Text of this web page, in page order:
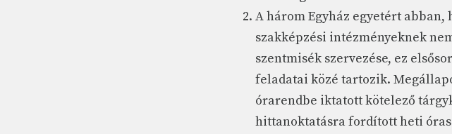
A három Egyház egyetért
szakképzési intézményeknek
szentmisék szervezése, ez
feladatai közé tartozik.
órarendbe iktatott kötelező
hittanoktatásra fordított heti